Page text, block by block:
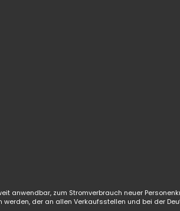
anwendbar, zum Stromverbrauch neuer
der an allen Verkaufsstellen und bei der